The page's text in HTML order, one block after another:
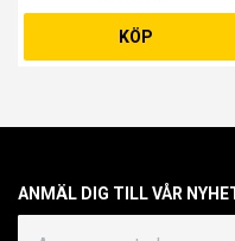
KÖP
ANMÄL DIG TILL VÅR